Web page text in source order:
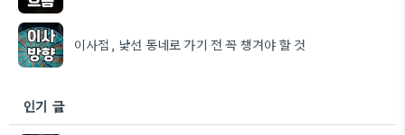
이사점, 낯선 동네로 가기 전 꼭 챙겨야 할 것
인기 글